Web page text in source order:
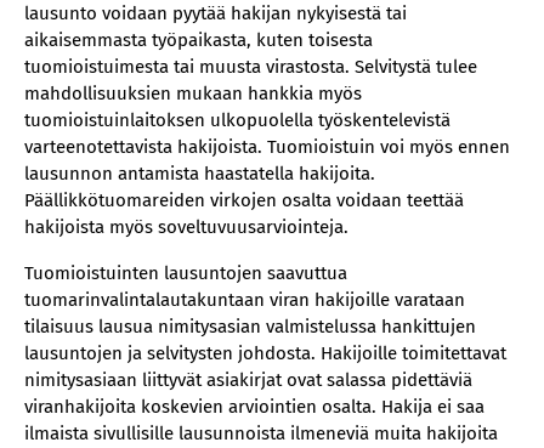
lausunto voidaan pyytää hakijan nykyisestä tai
aikaisemmasta työpaikasta, kuten toisesta
tuomioistuimesta tai muusta virastosta. Selvitystä tulee
mahdollisuuksien mukaan hankkia myös
tuomioistuinlaitoksen ulkopuolella työskentelevistä
varteenotettavista hakijoista. Tuomioistuin voi myös ennen
lausunnon antamista haastatella hakijoita.
Päällikkötuomareiden virkojen osalta voidaan teettää
hakijoista myös soveltuvuusarviointeja.
Tuomioistuinten lausuntojen saavuttua
tuomarinvalintalautakuntaan viran hakijoille varataan
tilaisuus lausua nimitysasian valmistelussa hankittujen
lausuntojen ja selvitysten johdosta. Hakijoille toimitettavat
nimitysasiaan liittyvät asiakirjat ovat salassa pidettäviä
viranhakijoita koskevien arviointien osalta. Hakija ei saa
ilmaista sivullisille lausunnoista ilmeneviä muita hakijoita